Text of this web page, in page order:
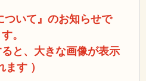
ついて』のお知らせで
す。
ると、大きな画像が表示
ます ）